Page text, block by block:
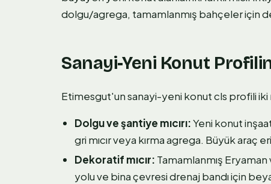
dolgu/agrega, tamamlanmış bahçeler için
Sanayi-Yeni Konut
Etimesgut'un sanayi-yeni konut cls profili
Dolgu ve şantiye mıcırı:Yeni konut
gri mıcır veya kırma agrega. Büyük araç
Dekoratif mıcır: Tamamlanmış
yolu ve bina çevresi drenaj bandı için